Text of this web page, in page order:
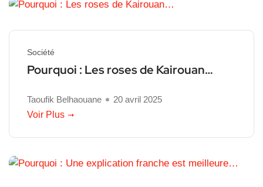
Société
Pourquoi : Les roses de Kairouan…
Taoufik Belhaouane
20 avril 2025
Voir Plus